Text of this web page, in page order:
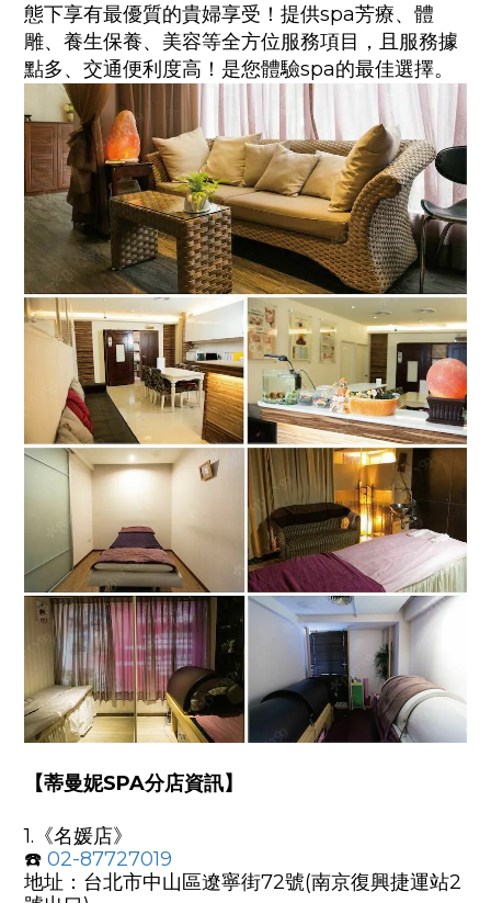
態下享有最優質的貴婦享受！提供spa芳療、體
雕、養生保養、美容等全方位服務項目，且服務據
點多、交通便利度高！是您體驗spa的最佳選擇。
【蒂曼妮SPA分店資訊】
1.《名媛店》
☎️ 02-87727019
地址：台北市中山區遼寧街72號(南京復興捷運站2